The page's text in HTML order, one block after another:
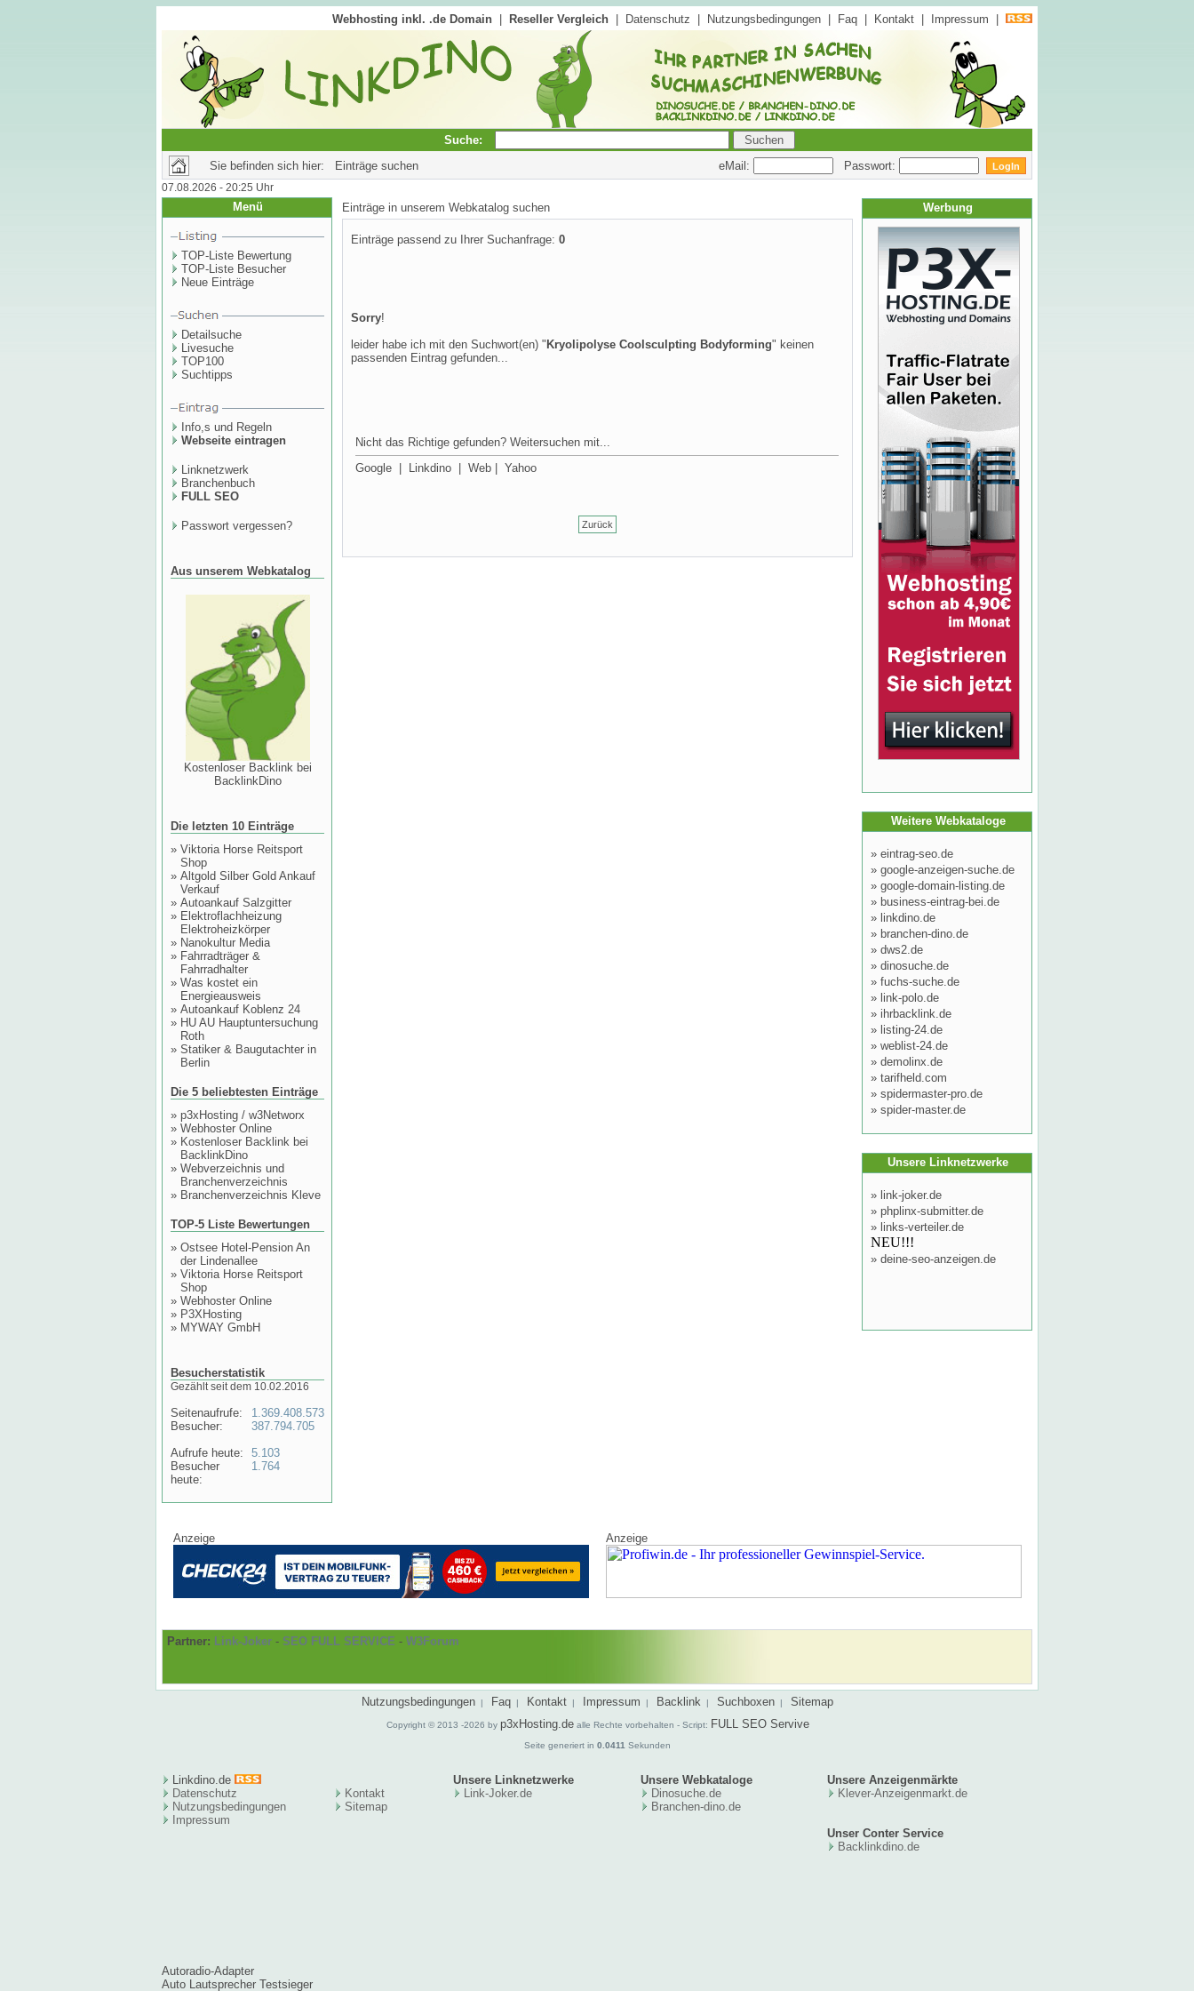
Webhosting inkl. .de Domain Reseller Vergleich Datenschutz Nutzungsbedingungen Faq Kontakt Impressum
Suche:
Sie befinden sich hier: Einträge suchen
eMail: Passwort:
07.08.2026 - 20:25 Uhr
Menü
TOP-Liste Bewertung
TOP-Liste Besucher
Neue Einträge
Detailsuche
Livesuche
TOP100
Suchtipps
Info,s und Regeln
Webseite eintragen
Linknetzwerk
Branchenbuch
FULL SEO
Passwort vergessen?
Aus unserem Webkatalog
Kostenloser Backlink bei
BacklinkDino
Die letzten 10 Einträge
» Viktoria Horse Reitsport
Shop
» Altgold Silber Gold Ankauf
Verkauf
» Autoankauf Salzgitter
» Elektroflachheizung
Elektroheizkörper
» Nanokultur Media
» Fahrradträger &
Fahrradhalter
» Was kostet ein
Energieausweis
» Autoankauf Koblenz 24
» HU AU Hauptuntersuchung
Roth
» Statiker & Baugutachter in
Berlin
Die 5 beliebtesten Einträge
» p3xHosting / w3Networx
» Webhoster Online
» Kostenloser Backlink bei
BacklinkDino
» Webverzeichnis und
Branchenverzeichnis
» Branchenverzeichnis Kleve
TOP-5 Liste Bewertungen
» Ostsee Hotel-Pension An
der Lindenallee
» Viktoria Horse Reitsport
Shop
» Webhoster Online
» P3XHosting
» MYWAY GmbH
Besucherstatistik
Gezählt seit dem 10.02.2016
Seitenaufrufe:
Besucher:
Aufrufe heute:
Besucher
heute:
1.369.408.573
387.794.705
5.103
1.764
Einträge in unserem Webkatalog suchen
Einträge passend zu Ihrer Suchanfrage: 0
Sorry!
leider habe ich mit den Suchwort(en) " Kryolipolyse Coolsculpting Bodyforming" keinen
passenden Eintrag gefunden...
Nicht das Richtige gefunden? Weitersuchen mit...
Google
Linkdino Web Yahoo
Zurück
Werbung
Weitere Webkataloge
» eintrag-seo.de
» google-anzeigen-suche.de
» google-domain-listing.de
» business-eintrag-bei.de
» linkdino.de
» branchen-dino.de
» dws2.de
» dinosuche.de
» fuchs-suche.de
» link-polo.de
» ihrbacklink.de
» listing-24.de
» weblist-24.de
» demolinx.de
» tarifheld.com
» spidermaster-pro.de
» spider-master.de
Unsere Linknetzwerke
» link-joker.de
» phplinx-submitter.de
» links-verteiler.de
NEU!!!
» deine-seo-anzeigen.de
Anzeige Anzeige
Partner: Link-Joker - SEO FULL SERVICE - W3Forum
Nutzungsbedingungen | Faq | Kontakt | Impressum | Backlink | Suchboxen | Sitemap
Copyright © 2013 -2026 by p3xHosting.dealle Rechte vorbehalten - Script: FULL SEO Servive
Seite generiert in 0.0411 Sekunden
Linkdino.de Unsere Linknetzwerke Unsere Webkataloge
Unsere Anzeigenmärkte
Datenschutz
Nutzungsbedingungen
Impressum
Kontakt
Sitemap
Link-Joker.de
Dinosuche.de
Branchen-dino.de
Klever-Anzeigenmarkt.de
Unser Conter Service
Backlinkdino.de
Autoradio-Adapter
Auto Lautsprecher Testsieger